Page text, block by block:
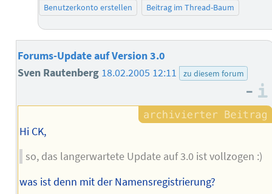
Benutzerkonto erstellen
Beitrag im Thread-Baum
Forums-Update auf Version 3.0
Sven Rautenberg 18.02.2005 12:11 zu diesem forum
–
Hi CK,
so, das langerwartete Update auf 3.0 ist vollzogen :)
was ist denn mit der Namensregistrierung?